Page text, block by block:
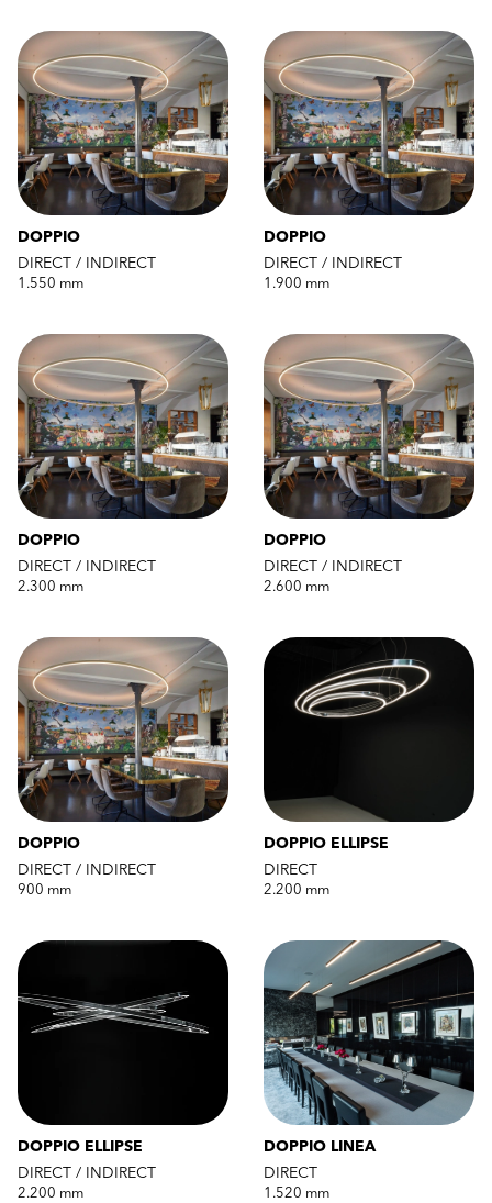
DOPPIO
DIRECT / INDIRECT
1.550 mm
DOPPIO
DIRECT / INDIRECT
1.900 mm
DOPPIO
DIRECT / INDIRECT
2.300 mm
DOPPIO
DIRECT / INDIRECT
2.600 mm
DOPPIO
DIRECT / INDIRECT
900 mm
DOPPIO ELLIPSE
DIRECT
2.200 mm
DOPPIO ELLIPSE
DIRECT / INDIRECT
2.200 mm
DOPPIO LINEA
DIRECT
1.520 mm